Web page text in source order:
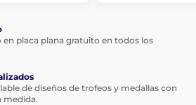
en placa plana gratuito en todos los
de diseños de trofeos y medallas con
medida.